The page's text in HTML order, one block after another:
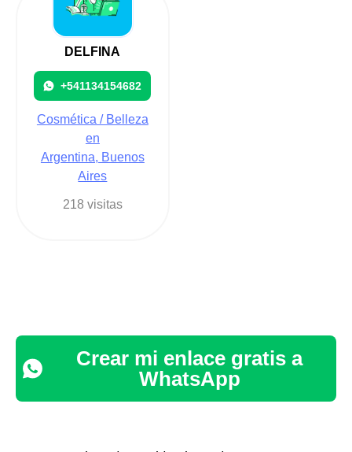
DELFINA
+541134154682
Cosmética / Belleza
en
Argentina, Buenos
Aires
218 visitas
Crear mi enlace gratis a
WhatsApp